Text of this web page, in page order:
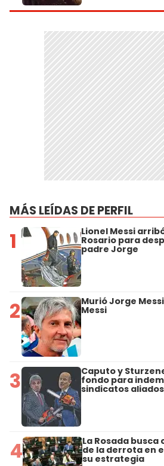
MÁS LEÍDAS DE PERFIL
1 Lionel Messi
Rosario para
padre Jorge
2 Murió Jorge
Messi
3 Caputo y
fondo para
sindicatos aliados
4 La Rosada
de la derrota en
su estrategia